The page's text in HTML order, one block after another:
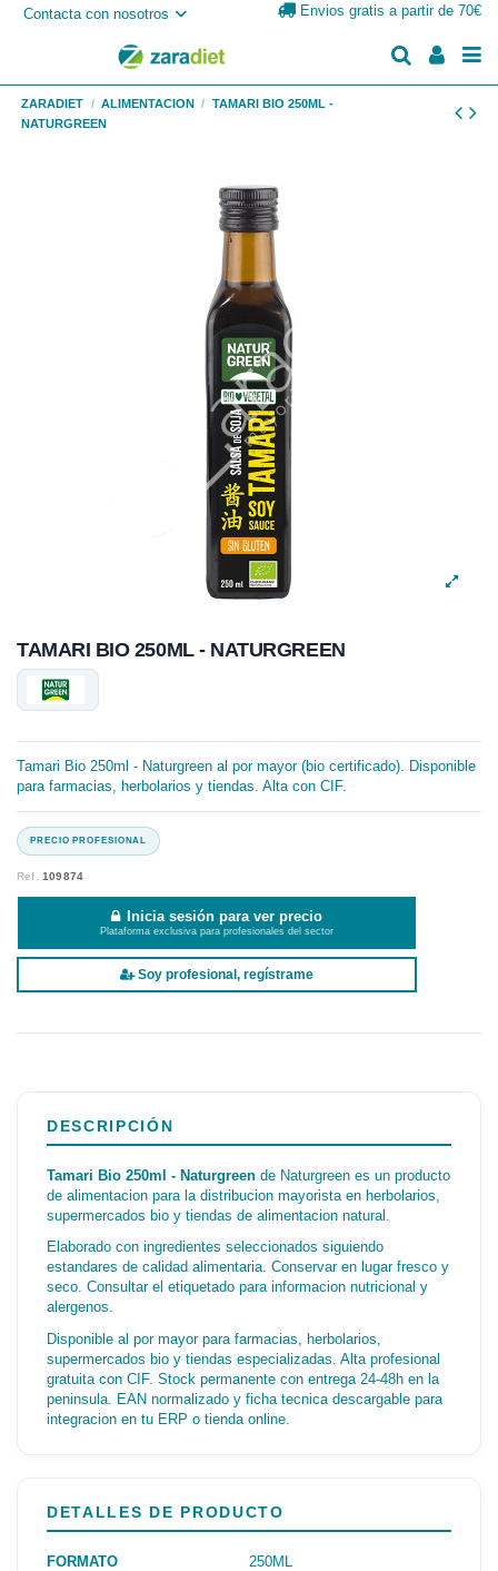
Contacta con nosotros Envios gratis a partir de 70€
ZARADIET ALIMENTACION
TAMARI BIO 250ML -
NATURGREEN
TAMARI BIO 250ML - NATURGREEN
Tamari Bio 250ml - Naturgreen al por mayor (bio certificado). Disponible
para farmacias, herbolarios y tiendas. Alta con CIF.
Ref.109874
Inicia sesión para ver precio
Plataforma exclusiva para profesionales del sector
Soy profesional, regístrame
DESCRIPCIÓN
Tamari Bio 250ml - Naturgreen de Naturgreen es un producto
de alimentacion para la distribucion mayorista en herbolarios,
supermercados bio y tiendas de alimentacion natural.
Elaborado con ingredientes seleccionados siguiendo
estandares de calidad alimentaria. Conservar en lugar fresco y
seco. Consultar el etiquetado para informacion nutricional y
alergenos.
Disponible al por mayor para farmacias, herbolarios,
supermercados bio y tiendas especializadas. Alta profesional
gratuita con CIF. Stock permanente con entrega 24-48h en la
peninsula. EAN normalizado y ficha tecnica descargable para
integracion en tu ERP o tienda online.
DETALLES DE PRODUCTO
FORMATO 250ML